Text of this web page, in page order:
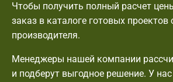
Чтобы получить полный расчет
заказ в каталоге готовых проектов
производителя.
Менеджеры нашей компании
и подберут выгодное решение. У